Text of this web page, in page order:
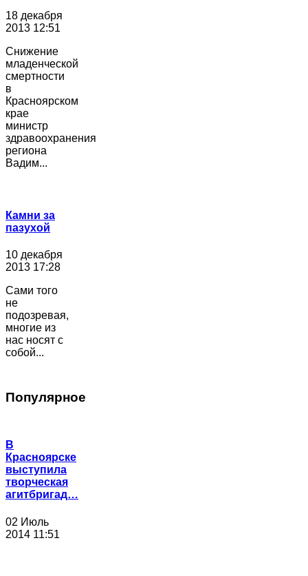
18 декабря
2013 12:51
Снижение
младенческой
смертности
в
Красноярском
крае
министр
здравоохранения
региона
Вадим...
Камни за
пазухой
10 декабря
2013 17:28
Сами того
не
подозревая,
многие из
нас носят с
собой...
Популярное
В
Красноярске
выступила
творческая
агитбригад…
02 Июль
2014 11:51